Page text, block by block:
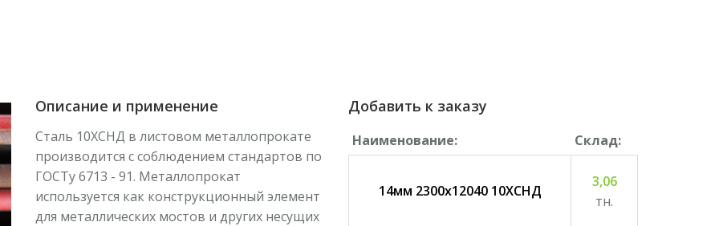
Описание и применение
Сталь 10ХСНД в листовом металлопрокате
производится с соблюдением стандартов по
ГОСТу 6713 - 91. Металлопрокат
используется как конструкционный элемент
для металлических мостов и других несущих
Добавить к заказу
Наименование: Cклад:
14мм 2300х12040 10ХСНД
3,06
тн.